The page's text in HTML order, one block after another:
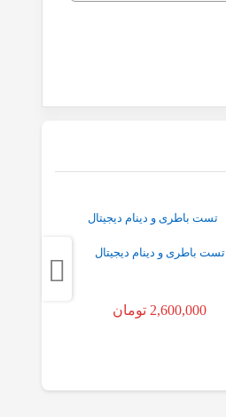
تست باطری و دینام دیجیتال
2,600,000 تومان